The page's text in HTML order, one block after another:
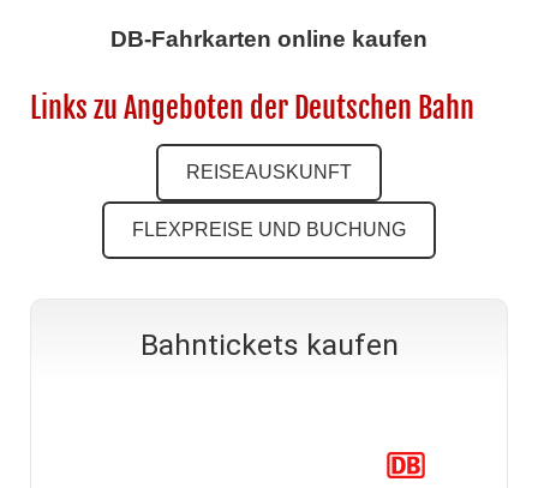
DB-Fahrkarten online kaufen
Links zu Angeboten der Deutschen Bahn
REISEAUSKUNFT
FLEXPREISE UND BUCHUNG
Bahntickets kaufen